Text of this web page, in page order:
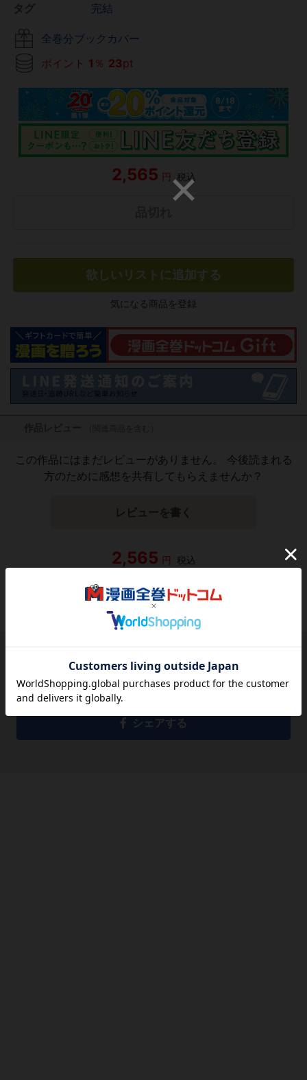
完結
全巻分ブックカバー
ポイント 1 ％ 23pt
2,565 円 税込
欲しいリストに追加する
気になる商品を登録
この作品にはまだレビューがありません。 今後読まれる
方のために感想を共有してもらえませんか？
レビューを書く
2,565 円 税込
品切れ
シェアする
シェアする